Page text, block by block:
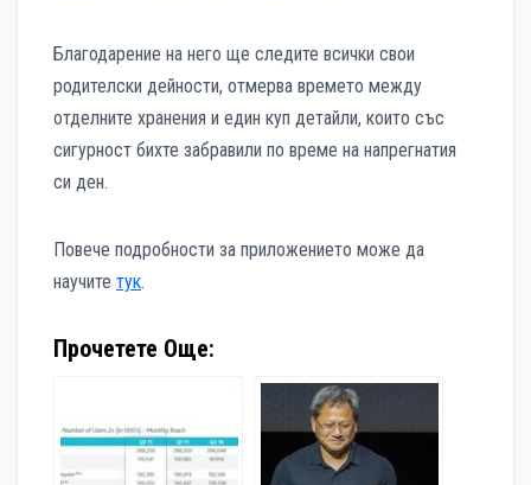
Благодарение на него ще следите всички свои
родителски дейности, отмерва времето между
отделните хранения и един куп детайли, които със
сигурност бихте забравили по време на напрегнатия
си ден.
Повече подробности за приложението може да
научите тук.
Прочетете Още: